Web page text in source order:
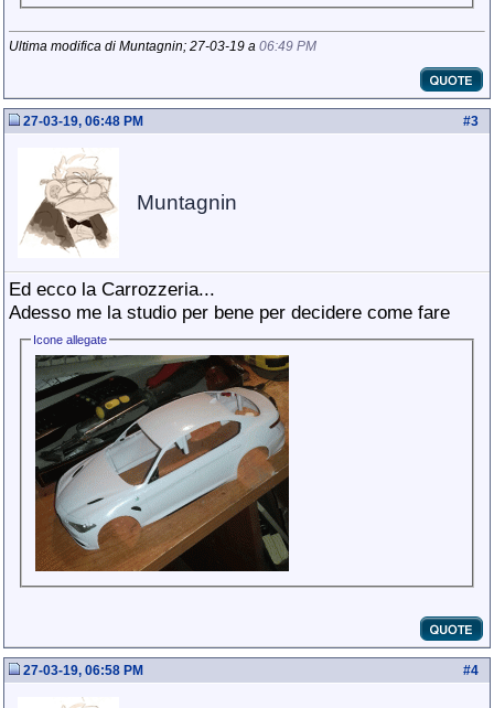
Ultima modifica di Muntagnin; 27-03-19 a 06:49 PM
#3
27-03-19, 06:48 PM
Muntagnin
Ed ecco la Carrozzeria...
Adesso me la studio per bene per decidere come fare
Icone allegate
#4
27-03-19, 06:58 PM